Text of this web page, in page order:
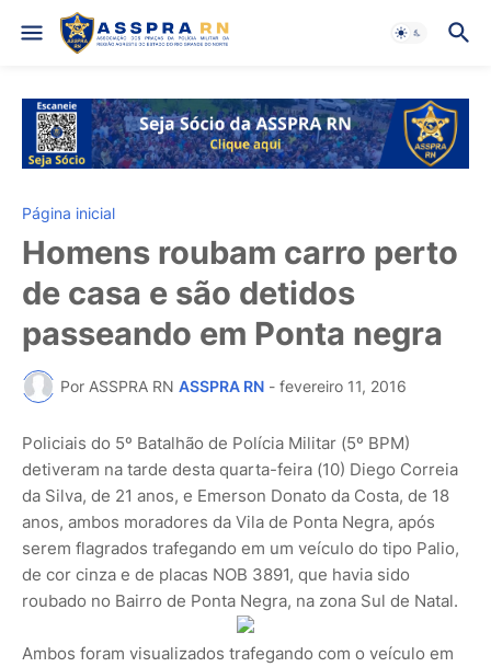
Página inicial
Homens roubam carro perto
de casa e são detidos
passeando em Ponta negra
Por ASSPRA RN ASSPRA RN - fevereiro 11, 2016
Policiais do 5º Batalhão de Polícia Militar (5º BPM)
detiveram na tarde desta quarta-feira (10) Diego Correia
da Silva, de 21 anos, e Emerson Donato da Costa, de 18
anos, ambos moradores da Vila de Ponta Negra, após
serem flagrados trafegando em um veículo do tipo Palio,
de cor cinza e de placas NOB 3891, que havia sido
roubado no Bairro de Ponta Negra, na zona Sul de Natal.
Ambos foram visualizados trafegando com o veículo em